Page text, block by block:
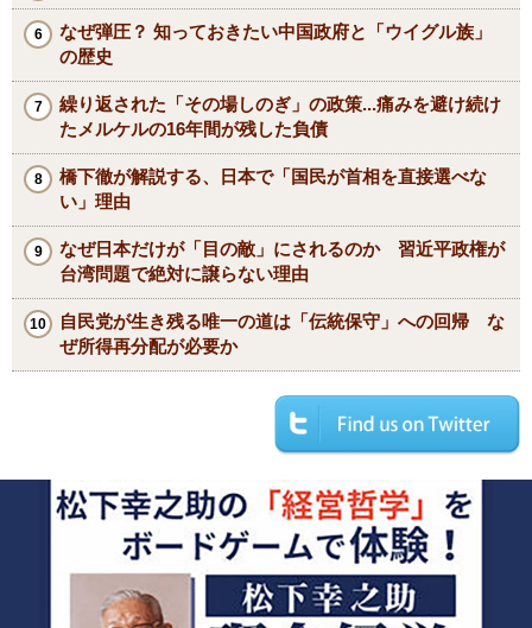
なぜ弾圧？ 知っておきたい中国政府と「ウイグル族」
の歴史
繰り返された「その場しのぎ」の政策...痛みを避け続け
たメルケルの16年間が残した負債
橋下徹が解説する、日本で「国民が首相を直接選べな
い」理由
なぜ日本だけが「目の敵」にされるのか 習近平政権が
台湾問題で絶対に譲らない理由
自民党が生き残る唯一の道は「伝統保守」への回帰 な
ぜ所得再分配が必要か